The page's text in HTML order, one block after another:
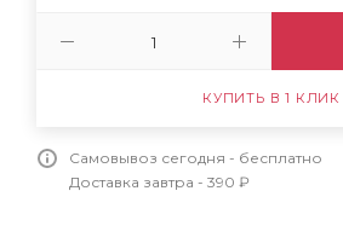
КУПИТЬ В 1 КЛИК
Самовывоз сегодня - бесплатно
Доставка завтра - 390 ₽